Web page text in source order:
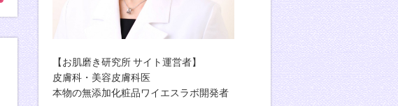
【お肌磨き研究所 サイト運営者】
皮膚科・美容皮膚科医
本物の無添加化粧品ワイエスラボ開発者